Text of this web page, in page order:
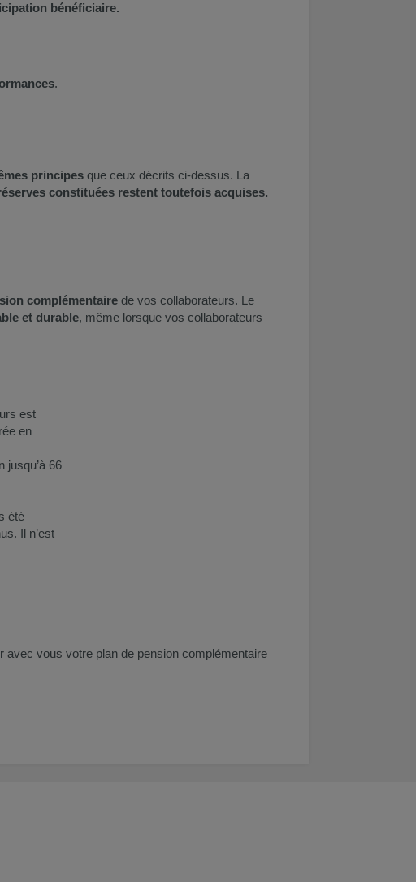
bénéficiaire.
.
principes que ceux décrits ci-dessus. La
constituées restent toutefois acquises.
complémentaire de vos collaborateurs. Le
et durable, même lorsque vos collaborateurs
est
en
jusqu’à 66
été
Il n’est
avec vous votre plan de pension complémentaire